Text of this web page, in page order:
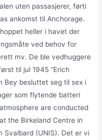
uten passasjerer, førti
ankomst til Anchorage.
heller i havet der
ved behov for
mv. De ble vedhuggere
til jul 1945 “Erich
Bey besluttet seg til sex i
som flytende batteri
are conducted
the Birkeland Centre in
Svalbard (UNIS). Det er vi